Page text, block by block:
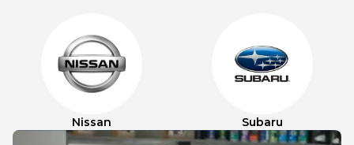
Nissan Subaru